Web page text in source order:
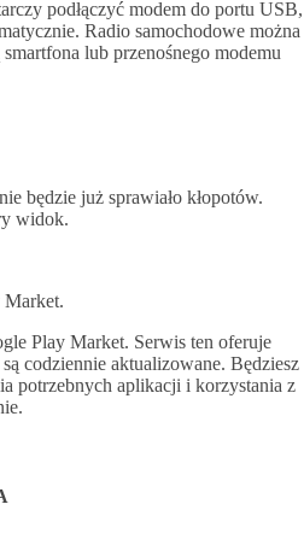
podłączyć modem do portu USB,
Radio samochodowe można
lub przenośnego modemu
będzie już sprawiało kłopotów.
widok.
Market.
Play Market. Serwis ten oferuje
codziennie aktualizowane. Będziesz
potrzebnych aplikacji i korzystania z